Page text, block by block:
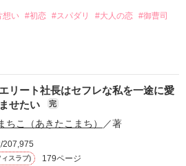
想い #初恋 #スパダリ #大人の恋 #御曹司
を抱いていた美桜。
かけに二人の関係は壊れてしまう。
美桜は両親の離婚によって
とも離れ離れになった。
リート社長はセフレな私を一途に愛
せたい
完
ちこ（あきたこまち） ／著
207,975
スラブ) 179ページ